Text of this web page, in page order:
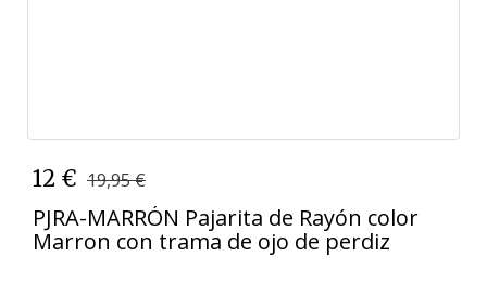
12 € 19,95 €
PJRA-MARRÓN Pajarita de Rayón color
Marron con trama de ojo de perdiz